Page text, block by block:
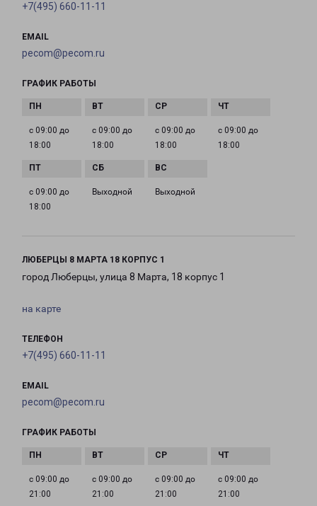
+7(495) 660-11-11
EMAIL
pecom@pecom.ru
ГРАФИК РАБОТЫ
с 09:00 до
18:00
с 09:00 до
18:00
с 09:00 до
18:00
с 09:00 до
18:00
с 09:00 до
18:00
Выходной Выходной
ЛЮБЕРЦЫ 8 МАРТА 18 КОРПУС 1
город Люберцы, улица 8 Марта, 18 корпус 1
на карте
ТЕЛЕФОН
+7(495) 660-11-11
EMAIL
pecom@pecom.ru
ГРАФИК РАБОТЫ
с 09:00 до
21:00
с 09:00 до
21:00
с 09:00 до
21:00
с 09:00 до
21:00